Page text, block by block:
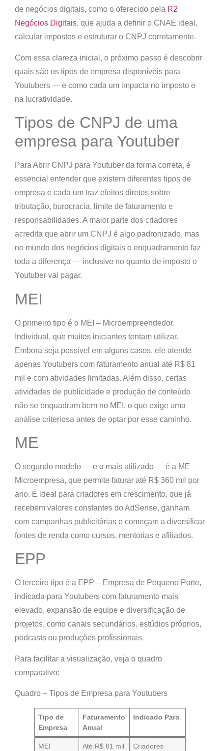
de negócios digitais, como o oferecido pela R2
Negócios Digitais, que ajuda a definir o CNAE ideal,
calcular impostos e estruturar o CNPJ corretamente.
Com essa clareza inicial, o próximo passo é descobrir
quais são os tipos de empresa disponíveis para
Youtubers — e como cada um impacta no imposto e
na lucratividade.
Tipos de CNPJ de uma
empresa para Youtuber
Para Abrir CNPJ para Youtuber da forma correta, é
essencial entender que existem diferentes tipos de
empresa e cada um traz efeitos diretos sobre
tributação, burocracia, limite de faturamento e
responsabilidades. A maior parte dos criadores
acredita que abrir um CNPJ é algo padronizado, mas
no mundo dos negócios digitais o enquadramento faz
toda a diferença — inclusive no quanto de imposto o
Youtuber vai pagar.
MEI
O primeiro tipo é o MEI – Microempreendedor
Individual , que muitos iniciantes tentam utilizar.
Embora seja possível em alguns casos, ele atende
apenas Youtubers com faturamento anual até R$ 81
mil e com atividades limitadas. Além disso, certas
atividades de publicidade e produção de conteúdo
não se enquadram bem no MEI, o que exige uma
análise criteriosa antes de optar por esse caminho.
ME
O segundo modelo — e o mais utilizado — é a ME –
Microempresa, que permite faturar até R$ 360 mil por
ano. É ideal para criadores em crescimento, que já
recebem valores constantes do AdSense, ganham
com campanhas publicitárias e começam a diversificar
fontes de renda como cursos, mentorias e afiliados.
EPP
O terceiro tipo é a EPP – Empresa de Pequeno Porte,
indicada para Youtubers com faturamento mais
elevado, expansão de equipe e diversificação de
projetos, como canais secundários, estúdios próprios,
podcasts ou produções profissionais.
Para facilitar a visualização, veja o quadro
comparativo:
Quadro – Tipos de Empresa para Youtubers
Tipo de
Empresa
Faturamento
Anual
Indicado Para
MEI Até R$ 81 mil
Criadores